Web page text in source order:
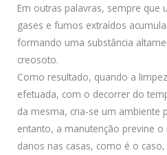
Em outras palavras, sempre que
gases e fumos extraídos
formando uma substância
creosoto.
Como resultado, quando a
efetuada, com o decorrer do
da mesma, cria-se um ambiente
entanto, a manutenção previne o
danos nas casas, como é o